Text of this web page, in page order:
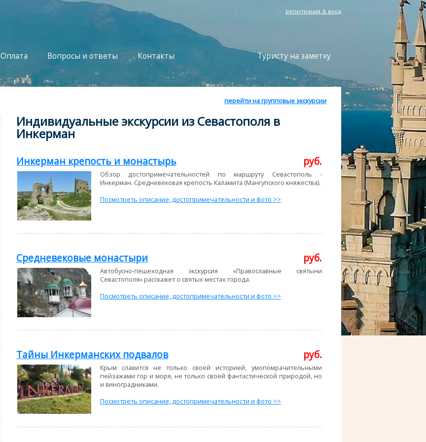
регистрация & вход
Оплата Вопросы и ответы Контакты Туристу на заметку
перейти на групповые экскурсии
Индивидуальные экскурсии из Севастополя в
Инкерман
Инкерман крепость и монастырь руб.
Обзор достопримечательностей по маршруту Севастополь -
Инкерман. Средневековая крепость Каламита (Мангупского княжества).
Посмотреть описание, достопримечательности и фото >>
Средневековые монастыри руб.
Автобусно-пешеходная экскурсия «Православные святыни
Севастополя» расскажет о святых местах города.
Посмотреть описание, достопримечательности и фото >>
Тайны Инкерманских подвалов руб.
Крым славится не только своей историей, умопомрачительными
пейзажами гор и моря, не только своей фантастической природой, но
и виноградниками.
Посмотреть описание, достопримечательности и фото >>